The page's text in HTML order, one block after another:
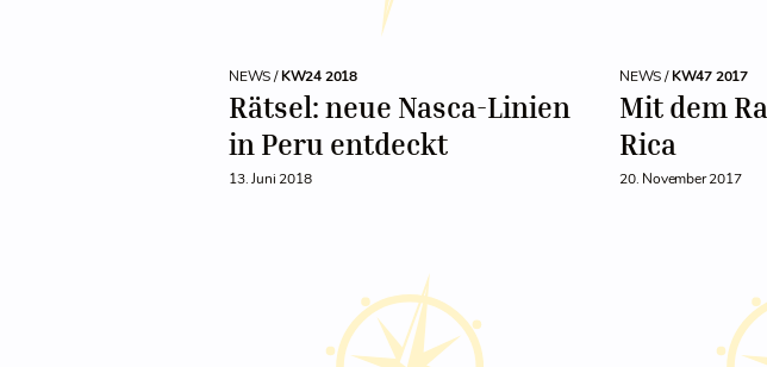
NEWS /KW24 2018
Rätsel: neue Nasca-Linien
in Peru entdeckt
13. Juni 2018
NEWS /KW47 2017
Mit dem
Rica
20. November 2017